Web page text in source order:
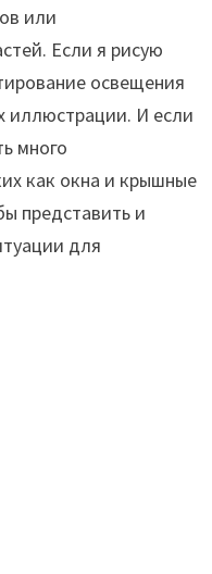
или
Если я рисую
освещения
иллюстрации. И если
много
как окна и крышные
представить и
для